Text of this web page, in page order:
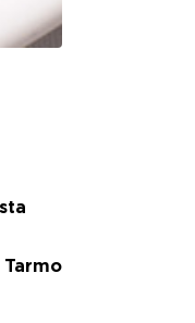
Tarmo